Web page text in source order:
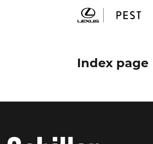
ŠKODA Schiller
Geely Schiller
Seat Schiller
Index page